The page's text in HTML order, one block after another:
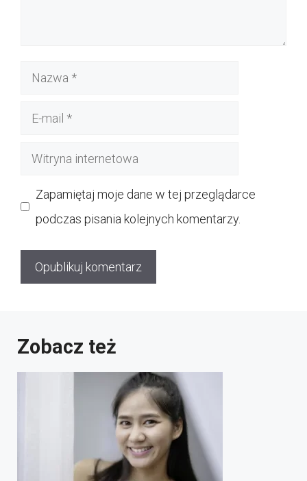
Nazwa
Witryna
Zapamiętaj moje dane w tej przeglądarce
podczas pisania kolejnych komentarzy.
Zobacz też